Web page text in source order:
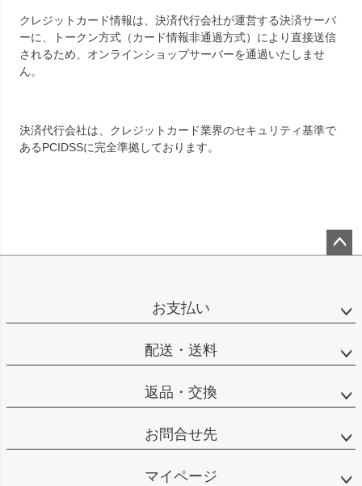
クレジットカード情報は、決済代行会社が運営する決済サーバ
ーに、トークン方式（カード情報非通過方式）により直接送信
されるため、オンラインショップサーバーを通過いたしませ
ん。
決済代行会社は、クレジットカード業界のセキュリティ基準で
あるPCIDSSに完全準拠しております。
お支払い
配送・送料
返品・交換
お問合せ先
マイページ